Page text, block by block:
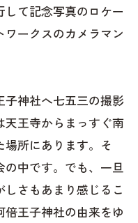
て記念写真のロケー
ークスのカメラマン
神社へ七五三の撮影
天王寺からまっすぐ南
所にあります。そ
の中です。でも、一旦
さもあまり感じるこ
王子神社の由来をゆ